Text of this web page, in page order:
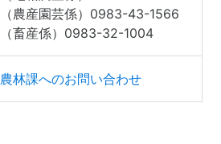
（農産園芸係）0983-43-1566
（畜産係）0983-32-1004
農林課へのお問い合わせ